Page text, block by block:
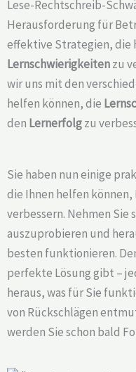
Lese-Rechtschreib-
Herausforderung für
effektive Strategien, die
Lernschwierigkeitenzu
wir uns mit den
helfen können, die
den Lernerfolgzu
Sie haben nun einige
die Ihnen helfen können,
verbessern. Nehmen Sie
auszuprobieren und
besten funktionieren.
perfekte Lösung gibt –
heraus, was für Sie
von Rückschlägen
werden Sie schon bald